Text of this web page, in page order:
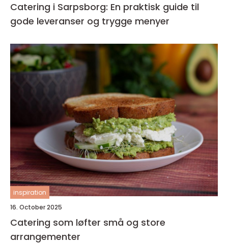
Catering i Sarpsborg: En praktisk guide til
gode leveranser og trygge menyer
inspiration
16. October 2025
Catering som løfter små og store
arrangementer